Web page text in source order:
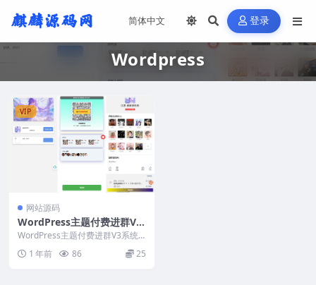
登录
Wordpress
VIP
网站源码
WordPress主题付费进群V3
系统开心版+视频教程
WordPress主题付费进群V3系统
1 年前 86 25